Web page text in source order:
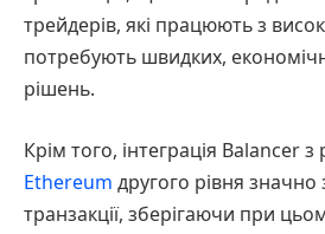
трейдерів, які працюють з
потребують швидких,
рішень.
Крім того, інтеграція Balancer
Ethereum другого рівня значно
транзакції, зберігаючи при